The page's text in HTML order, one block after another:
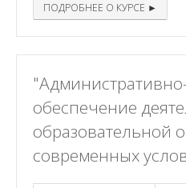
ПОДРОБНЕЕ О КУРСЕ ►
обеспечение
образовательной
современных